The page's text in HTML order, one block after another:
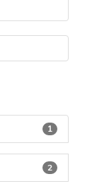
1
2